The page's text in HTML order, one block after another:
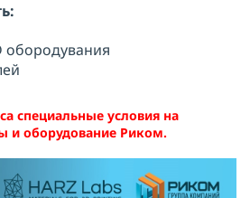
обородувания
специальные условия на
и оборудование Риком.